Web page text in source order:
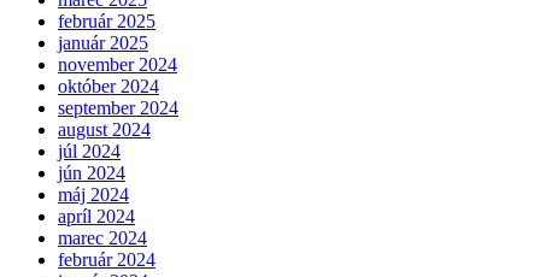
február 2025
január 2025
november 2024
október 2024
september 2024
august 2024
júl 2024
jún 2024
máj 2024
apríl 2024
marec 2024
február 2024